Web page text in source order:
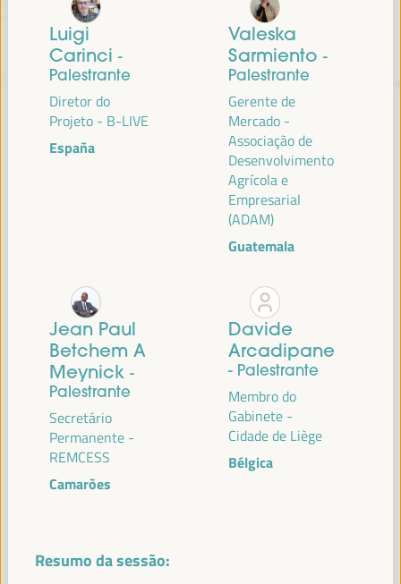
TRANSIÇÃO JUSTA,
FINANCIAMENTO DO
DESENVOLVIMENTO E SOLUÇÕES
TERRITORIAIS, O TEMA DO VI
O VI WFLED abordará as prioridades globais no tema da tripla
transição, justiça social, formação para o emprego no território,
abordagem de uma nova economia que “cuida” do território, bem
como alianças multiníveis, políticas globais, nacionais e
descentralizadas (regionais-locais).
Leia a nota conceitual
Luigi
Carinci -
Palestrante
Diretor do
Projeto - B-LIVE
España
Valeska
Sarmiento -
Palestrante
Gerente de
Mercado -
Associação de
Desenvolvimento
Agrícola e
Empresarial
(ADAM)
Guatemala
Jean Paul
Betchem A
Meynick -
Palestrante
Secretário
Permanente -
REMCESS
Camarões
Davide
Arcadipane
- Palestrante
Membro do
Gabinete -
Cidade de Liège
Bélgica
Resumo da sessão: